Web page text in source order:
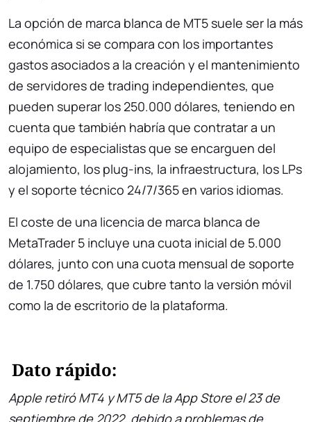
La opción de marca blanca de MT5 suele ser la más
económica si se compara con los importantes
gastos asociados a la creación y el mantenimiento
de servidores de trading independientes, que
pueden superar los 250.000 dólares, teniendo en
cuenta que también habría que contratar a un
equipo de especialistas que se encarguen del
alojamiento, los plug-ins, la infraestructura, los LPs
y el soporte técnico 24/7/365 en varios idiomas.
El coste de una licencia de marca blanca de
MetaTrader 5 incluye una cuota inicial de 5.000
dólares, junto con una cuota mensual de soporte
de 1.750 dólares, que cubre tanto la versión móvil
como la de escritorio de la plataforma.
Dato rápido:
Apple retiró MT4 y MT5 de la App Store el 23 de
septiembre de 2022, debido a problemas de